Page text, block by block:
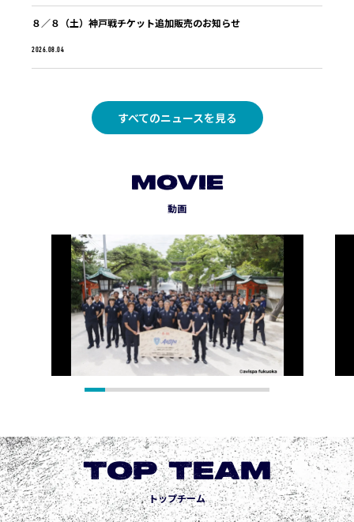
2026.08.04
８／８（土）神戸戦チケット追加販売のお知らせ
すべてのニュースを見る
MOVIE
動画
TOP TEAM
トップチーム